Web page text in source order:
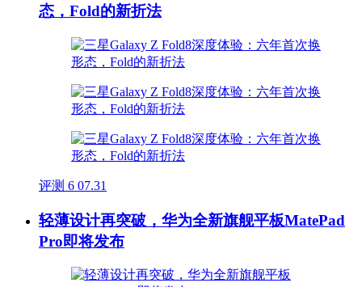
态，Fold的新折法
评测 6 07.31
轻薄设计再突破，华为全新旗舰平板MatePad
Pro即将发布